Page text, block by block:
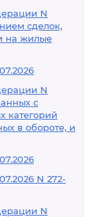
N
сделок,
на жилые
N
с
категорий
в обороте, и
N 272-
N